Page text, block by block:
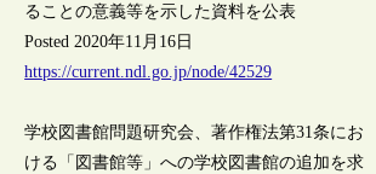
ることの意義等を示した資料を公表
Posted 2020年11月16日
https://current.ndl.go.jp/node/42529
学校図書館問題研究会、著作権法第31条にお
ける「図書館等」への学校図書館の追加を求